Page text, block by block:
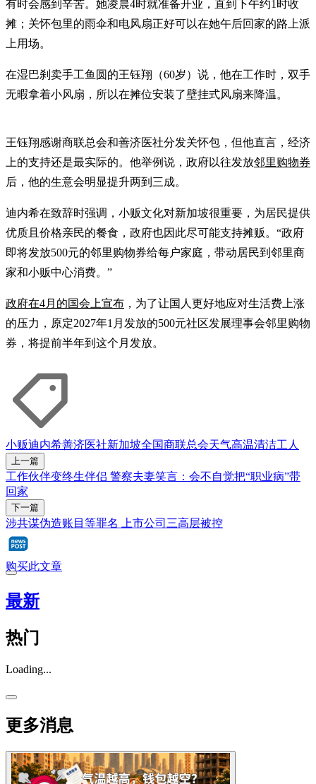
有时会感到辛苦。她凌晨4时就准备开业，直到下午约1时收
摊；关怀包里的雨伞和电风扇正好可以在她午后回家的路上派
上用场。
在湿巴刹卖手工鱼圆的王钰翔（60岁）说，他在工作时，双手
无暇拿着小风扇，所以在摊位安装了壁挂式风扇来降温。
王钰翔感谢商联总会和善济医社分发关怀包，但他直言，经济
上的支持还是最实际的。他举例说，政府以往发放邻里购物券
后，他的生意会明显提升两到三成。
迪内希在致辞时强调，小贩文化对新加坡很重要，为居民提供
优质且价格亲民的餐食，政府也因此尽可能支持摊贩。“政府
即将发放500元的邻里购物券给每户家庭，带动居民到邻里商
家和小贩中心消费。”
政府在4月的国会上宣布 ，为了让国人更好地应对生活费上涨
的压力，原定2027年1月发放的500元社区发展理事会邻里购物
券，将提前半年到这个月发放。
小贩迪内希善济医社新加坡全国商联总会天气高温清洁工人
上一篇
工作伙伴变终生伴侣 警察夫妻笑言：会不自觉把“职业病”带
回家
下一篇
涉共谋伪造账目等罪名 上市公司三高层被控
购买此文章
最新
热门
Loading...
更多消息